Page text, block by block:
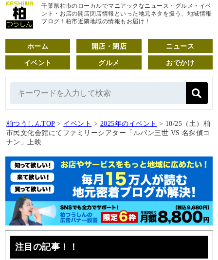
千葉県柏市のローカルでマニアックなニュース・グルメ・イベ
ント・お店の開店閉店情報といった地元ネタを扱う、地域情報
ブログ！柏市近隣地域の情報もお届け！
ホーム 開店・閉店 ニュース
イベント グルメ おでかけ
柏つうしんTOP > イベント > 2025年のイベント > 10/25（土）柏
市民文化会館にてファミリーシアター「ルパン三世 VS 名探偵コ
ナン」上映
注目の記事！！